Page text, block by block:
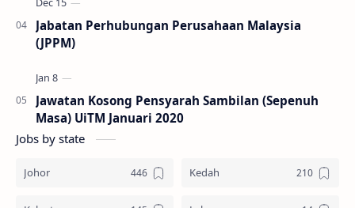
Jabatan Perhubungan Perusahaan Malaysia
(JPPM)
Jawatan Kosong Pensyarah Sambilan (Sepenuh
Masa) UiTM Januari 2020
Jobs by state
Johor Kedah